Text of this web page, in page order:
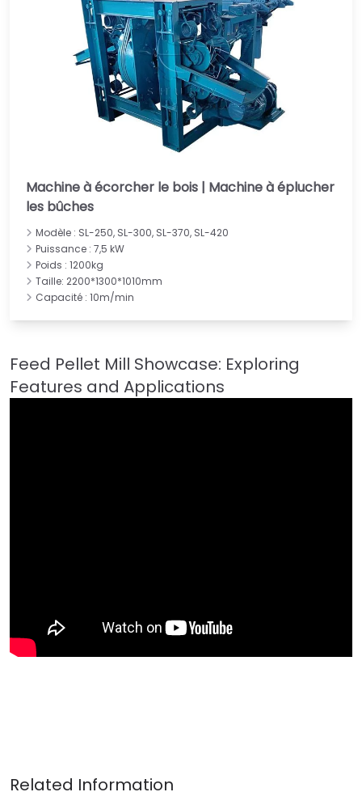
Machine à écorcher le bois | Machine à éplucher
les bûches
Modèle : SL-250, SL-300, SL-370, SL-420
Puissance : 7,5 kW
Poids : 1200kg
Taille: 2200*1300*1010mm
Capacité : 10m/min